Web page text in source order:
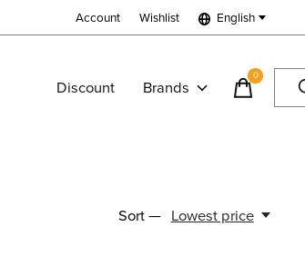
Account Wishlist English
Discount Brands
0items
Sort — Lowest price